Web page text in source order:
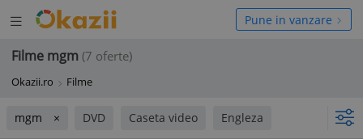
Deschide
meniul
Pune in vanzare
Filme mgm (7 oferte)
Okazii.ro Filme
mgm DVD Caseta video Engleza